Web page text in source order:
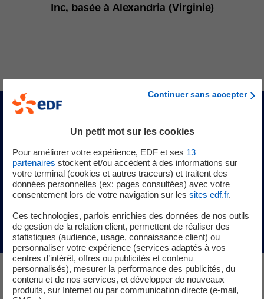
Inc, basée à Alexandria (Virginie)
En savoir plus
Découvrir EDF Pulse Ventures, le CVC du groupe
EDF
Les autres start-up de la
Continuer sans accepter
Un petit mot sur les cookies
Pour améliorer votre expérience, EDF et ses 13
partenaires stockent et/ou accèdent à des informations sur
votre terminal (cookies et autres traceurs) et traitent des
données personnelles (ex: pages consultées) avec votre
consentement lors de votre navigation sur les sites edf.fr.
Ces technologies, parfois enrichies des données de nos outils
de gestion de la relation client, permettent de réaliser des
statistiques (audience, usage, connaissance client) ou
personnaliser votre expérience (services adaptés à vos
centres d’intérêt, offres ou publicités et contenu
personnalisés), mesurer la performance des publicités, du
contenu et de nos services, et développer de nouveaux
produits, sur Internet ou par communication directe (e-mail,